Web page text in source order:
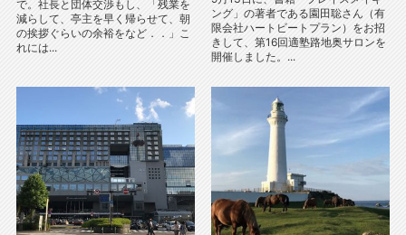
で。社長と団体交渉もし、「残業を
減らして、亭主を早く帰らせて、朝
の挨拶ぐらいの余裕をなど．．」こ
れには...
ング」の著者である園田聡さん（有
限会社ハートビートプラン）をお招
きして、第16回適塾路地奥サロンを
開催しました。...